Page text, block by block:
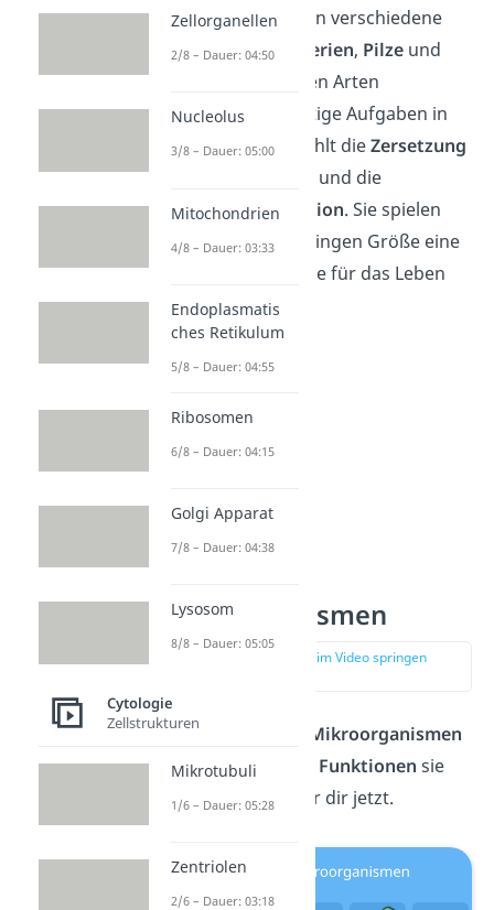
genannt — gehören verschiedene
Gruppen wieBakterien, Pilze und
. Die einzelnen Arten
übernehmen wichtige Aufgaben in
der Natur. Dazu zählt dieZersetzung
organischer Stoffe und die
Sauerstoffproduktion. Sie spielen
also trotz ihrer geringen Größe eine
entscheidende Rolle für das Leben
auf der Erde.
Mikroorganismen
zur Stelle im Video springen
Welche Arten von
Mikroorganismen
es gibt und welche Funktionen sie
haben, erklären wir dir jetzt.
Zellorganellen
2/8 – Dauer: 04:50
Nucleolus
3/8 – Dauer: 05:00
Mitochondrien
4/8 – Dauer: 03:33
Endoplasmatis
ches Retikulum
5/8 – Dauer: 04:55
Ribosomen
6/8 – Dauer: 04:15
Golgi Apparat
7/8 – Dauer: 04:38
Lysosom
8/8 – Dauer: 05:05
Cytologie
Zellstrukturen
Mikrotubuli
1/6 – Dauer: 05:28
Zentriolen
2/6 – Dauer: 03:18